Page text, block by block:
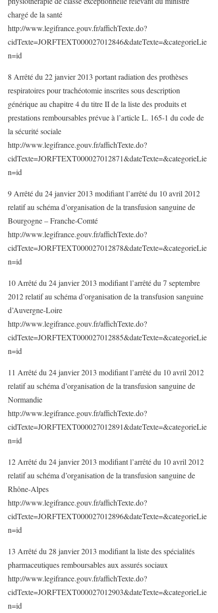
chargé de la santé
http://www.legifrance.gouv.fr/affichTexte.do?
cidTexte=JORFTEXT000027012846&dateTexte=&categorieLie
n=id
8 Arrêté du 22 janvier 2013 portant radiation des prothèses
respiratoires pour trachéotomie inscrites sous description
générique au chapitre 4 du titre II de la liste des produits et
prestations remboursables prévue à l’article L. 165-1 du code de
la sécurité sociale
http://www.legifrance.gouv.fr/affichTexte.do?
cidTexte=JORFTEXT000027012871&dateTexte=&categorieLie
n=id
9 Arrêté du 24 janvier 2013 modifiant l’arrêté du 10 avril 2012
relatif au schéma d’organisation de la transfusion sanguine de
Bourgogne – Franche-Comté
http://www.legifrance.gouv.fr/affichTexte.do?
cidTexte=JORFTEXT000027012878&dateTexte=&categorieLie
n=id
10 Arrêté du 24 janvier 2013 modifiant l’arrêté du 7 septembre
2012 relatif au schéma d’organisation de la transfusion sanguine
d’Auvergne-Loire
http://www.legifrance.gouv.fr/affichTexte.do?
cidTexte=JORFTEXT000027012885&dateTexte=&categorieLie
n=id
11 Arrêté du 24 janvier 2013 modifiant l’arrêté du 10 avril 2012
relatif au schéma d’organisation de la transfusion sanguine de
Normandie
http://www.legifrance.gouv.fr/affichTexte.do?
cidTexte=JORFTEXT000027012891&dateTexte=&categorieLie
n=id
12 Arrêté du 24 janvier 2013 modifiant l’arrêté du 10 avril 2012
relatif au schéma d’organisation de la transfusion sanguine de
Rhône-Alpes
http://www.legifrance.gouv.fr/affichTexte.do?
cidTexte=JORFTEXT000027012896&dateTexte=&categorieLie
n=id
13 Arrêté du 28 janvier 2013 modifiant la liste des spécialités
pharmaceutiques remboursables aux assurés sociaux
http://www.legifrance.gouv.fr/affichTexte.do?
cidTexte=JORFTEXT000027012903&dateTexte=&categorieLie
n=id